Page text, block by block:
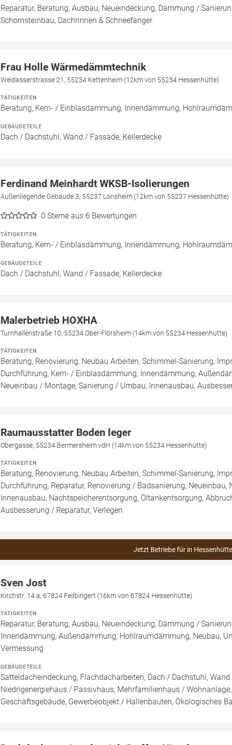
Reparatur, Beratung, Ausbau, Neueindeckung, Dämmung /
Schornsteinbau, Dachrinnen & Schneefänger
Frau Holle Wärmedämmtechnik
Weidasserstrasse 21, 55234 Kettenheim (12km von 55234 Hessenhütte)
TÄTIGKEITEN
Beratung, Kern- / Einblasdämmung, Innendämmung,
GEBÄUDETEILE
Dach / Dachstuhl, Wand / Fassade, Kellerdecke
Ferdinand Meinhardt WKSB-Isolierungen
Außenliegende Gebäude 3, 55237 Lonsheim (12km von 55237 Hessenhütte)
0 Sterne aus 6 Bewertungen
TÄTIGKEITEN
Beratung, Kern- / Einblasdämmung, Innendämmung,
GEBÄUDETEILE
Dach / Dachstuhl, Wand / Fassade, Kellerdecke
Malerbetrieb HOXHA
Turnhallenstraße 10, 55234 Ober-Flörsheim (14km von 55234 Hessenhütte)
TÄTIGKEITEN
Beratung, Renovierung, Neubau Arbeiten, Schimmel-Sanierung,
Durchführung, Kern- / Einblasdämmung, Innendämmung,
Neueinbau / Montage, Sanierung / Umbau, Innenausbau,
Raumausstatter Boden leger
Obergasse, 55234 Bermersheim vdH (14km von 55234 Hessenhütte)
TÄTIGKEITEN
Beratung, Renovierung, Neubau Arbeiten, Schimmel-Sanierung,
Durchführung, Reparatur, Renovierung / Badsanierung,
Innenausbau, Nachtspeicherentsorgung, Öltankentsorgung,
Ausbesserung / Reparatur, Verlegen
Jetzt Betriebe für in
Sven Jost
Kirchstr. 14 a, 67824 Feilbingert (16km von 67824 Hessenhütte)
TÄTIGKEITEN
Reparatur, Beratung, Ausbau, Neueindeckung, Dämmung /
Innendämmung, Außendämmung, Hohlraumdämmung, Neubau,
Vermessung
GEBÄUDETEILE
Satteldacheindeckung, Flachdacharbeiten, Dach / Dachstuhl,
Niedrigenergiehaus / Passivhaus, Mehrfamilienhaus /
Geschäftsgebäude, Gewerbeobjekt / Hallenbauten, Ökologisches